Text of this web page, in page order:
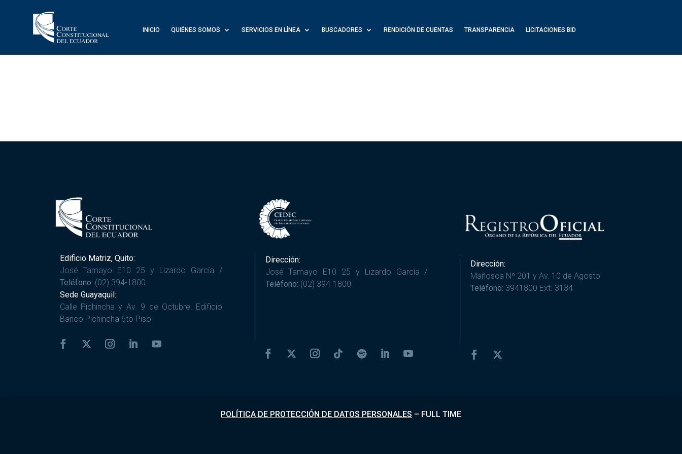
INICIO QUIÉNES SOMOS SERVICIOS EN LÍNEA BUSCADORES RENDICIÓN DE CUENTAS TRANSPARENCIA LICITACIONES BID
Edificio Matriz, Quito:
José Tamayo E10 25 y Lizardo García /
Teléfono: (02) 394-1800
Sede Guayaquil:
Calle Pichincha y Av. 9 de Octubre. Edificio
Banco Pichincha 6to Piso
Dirección:
José Tamayo E10 25 y Lizardo García /
Teléfono: (02) 394-1800
Dirección:
Mañosca Nº 201 y Av. 10 de Agosto
Teléfono: 3941800 Ext. 3134
POLÍTICA DE PROTECCIÓN DE DATOS PERSONALES – FULL TIME